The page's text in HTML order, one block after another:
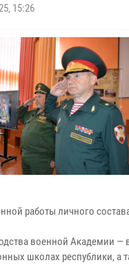
15:26
работы личного
военной Академии —
школах республики, а